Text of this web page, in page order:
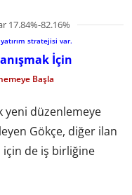
17.84%-82.16%
stratejisi var.
İçin
Başla
yeni düzenlemeye
Gökçe, diğer ilan
için de iş birliğine